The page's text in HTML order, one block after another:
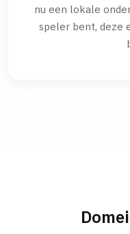
nu een lokale
speler bent, deze